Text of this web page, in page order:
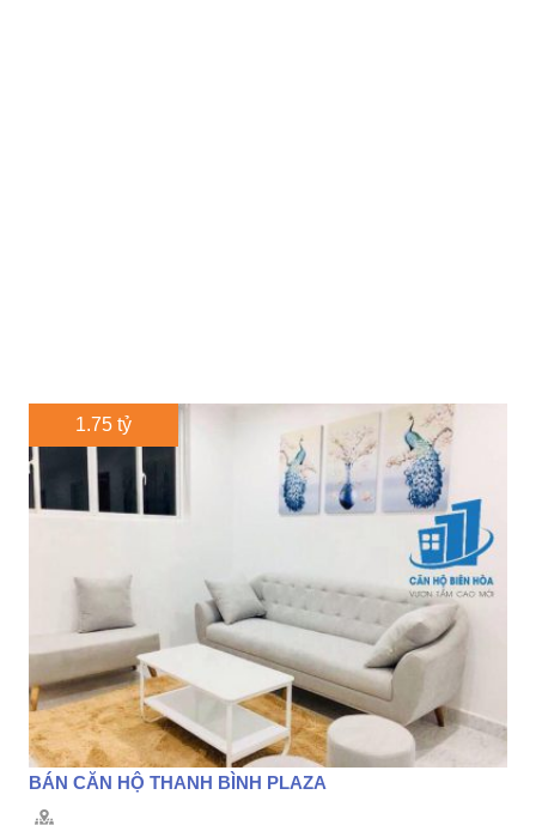
1.75 tỷ
BÁN CĂN HỘ THANH BÌNH PLAZA